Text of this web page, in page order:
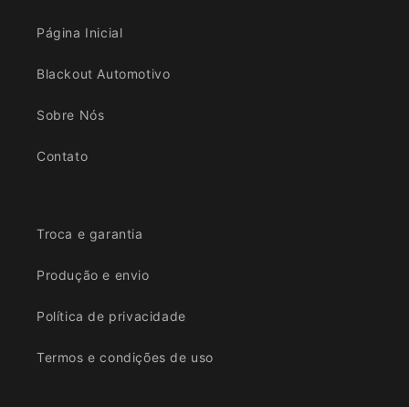
Página Inicial
Blackout Automotivo
Sobre Nós
Contato
Troca e garantia
Produção e envio
Política de privacidade
Termos e condições de uso